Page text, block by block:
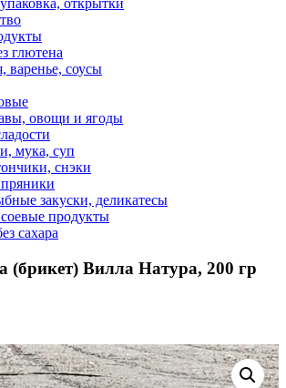
глютена
варенье, соусы
овощи и ягоды
мука, суп
снэки
закуски, деликатесы
продукты
сахара
(брикет) Вилла Натура, 200 гр